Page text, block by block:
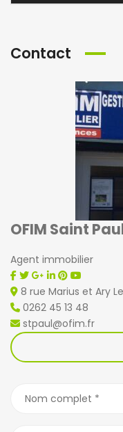
Contact
OFIM Saint
Agent immobilier
8 rue Marius et Ary
0262 45 13 48
stpaul@ofim.fr